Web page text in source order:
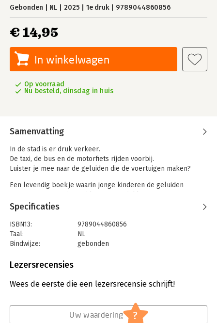
Gebonden NL 2025 1e druk 9789044860856
€ 14,95
In winkelwagen
Op voorraad
Nu besteld, dinsdag in huis
Samenvatting
In de stad is er druk verkeer.
De taxi, de bus en de motorfiets rijden voorbij.
Luister je mee naar de geluiden die de voertuigen maken?
Een levendig boekje waarin jonge kinderen de geluiden
Voor kleine oortjes vanaf 12 maanden,
met de wereld rondom het kind als thema.
Specificaties
ISBN13:
9789044860856
Taal:
NL
Bindwijze:
gebonden
Uitgever:
Verschijningsdatum:
23-12-2025
Geluidenboekjes
Lezersrecensies
Wees de eerste die een lezersrecensie schrijft!
Uw waardering ?